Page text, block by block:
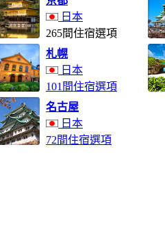
日本
265間住宿選項
札幌
日本
101間住宿選項
名古屋
日本
72間住宿選項